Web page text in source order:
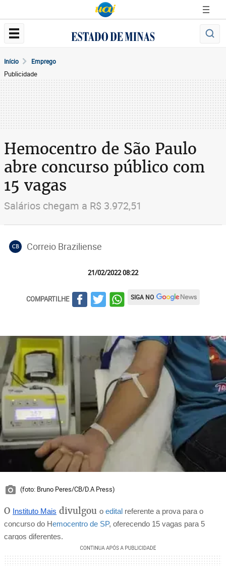
Início Emprego
Publicidade
Hemocentro de São Paulo
abre concurso público com
15 vagas
Salários chegam a R$ 3.972,51
CB Correio Braziliense
21/02/2022 08:22
COMPARTILHE SIGA NO
(foto: Bruno Peres/CB/D.A Press)
O Instituto Mais divulgou o edital referente a prova para o
concurso do Hemocentro de SP, oferecendo 15 vagas para 5
cargos diferentes.